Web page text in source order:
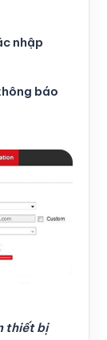
nhập
báo
thiết bị